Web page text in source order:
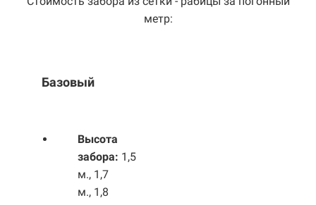
метр:
Базовый
Высота
забора: 1,5
м., 1,7
м., 1,8